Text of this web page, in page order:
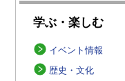
学ぶ・楽しむ
イベント情報
歴史・文化